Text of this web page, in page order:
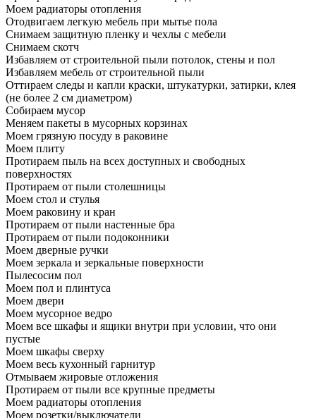
Моем радиаторы отопления
Отодвигаем легкую мебель при мытье пола
Снимаем защитную пленку и чехлы с мебели
Снимаем скотч
Избавляем от строительной пыли потолок, стены и пол
Избавляем мебель от строительной пыли
Оттираем следы и капли краски, штукатурки, затирки, клея
(не более 2 см диаметром)
Собираем мусор
Меняем пакеты в мусорных корзинах
Моем грязную посуду в раковине
Моем плиту
Протираем пыль на всех доступных и свободных
поверхностях
Протираем от пыли столешницы
Моем стол и стулья
Моем раковину и кран
Протираем от пыли настенные бра
Протираем от пыли подоконники
Моем дверные ручки
Моем зеркала и зеркальные поверхности
Пылесосим пол
Моем пол и плинтуса
Моем двери
Моем мусорное ведро
Моем все шкафы и ящики внутри при условии, что они
пустые
Моем шкафы сверху
Моем весь кухонный гарнитур
Отмываем жировые отложения
Протираем от пыли все крупные предметы
Моем радиаторы отопления
Моем розетки/выключатели